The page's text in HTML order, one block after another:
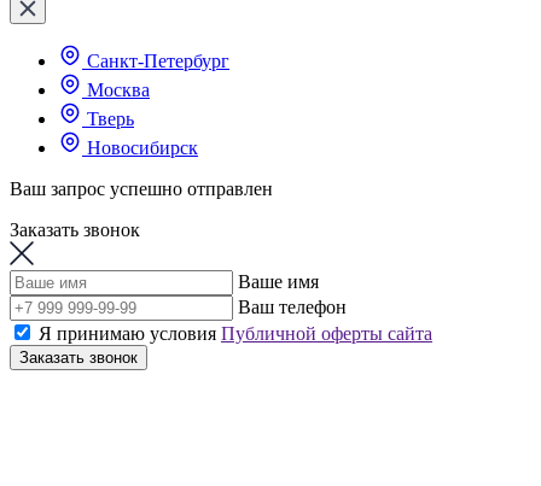
Санкт-Петербург
Москва
Тверь
Новосибирск
Ваш запрос успешно отправлен
Заказать звонок
Ваше имя
Ваш телефон
Я принимаю условия Публичной оферты сайта
Заказать звонок